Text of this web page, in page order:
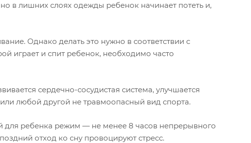
в лишних слоях одежды ребенок начинает потеть и,
Однако делать это нужно в соответствии с
играет и спит ребенок, необходимо часто
сердечно-сосудистая система, улучшается
любой другой не травмоопасный вид спорта.
ребенка режим — не менее 8 часов непрерывного
отход ко сну провоцируют стресс.